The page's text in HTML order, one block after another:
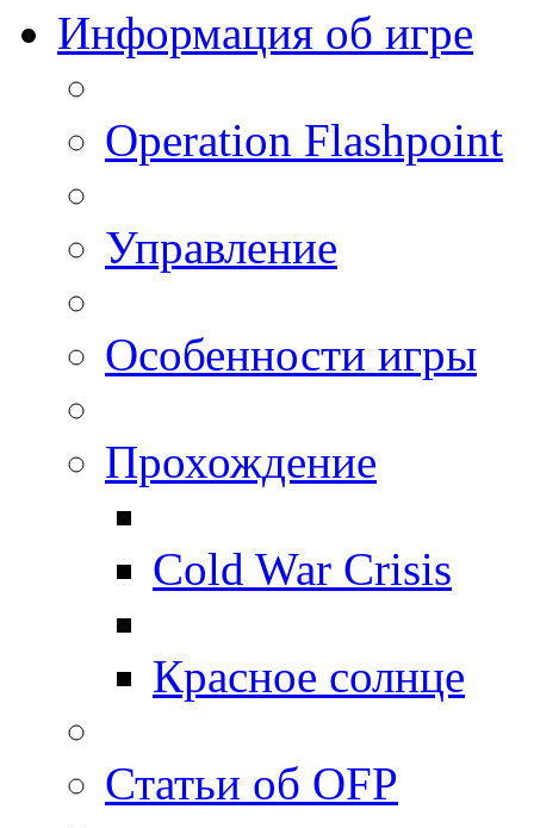
Информация об игре
Operation Flashpoint
Управление
Особенности игры
Прохождение
Cold War Crisis
Красное солнце
Статьи об OFP